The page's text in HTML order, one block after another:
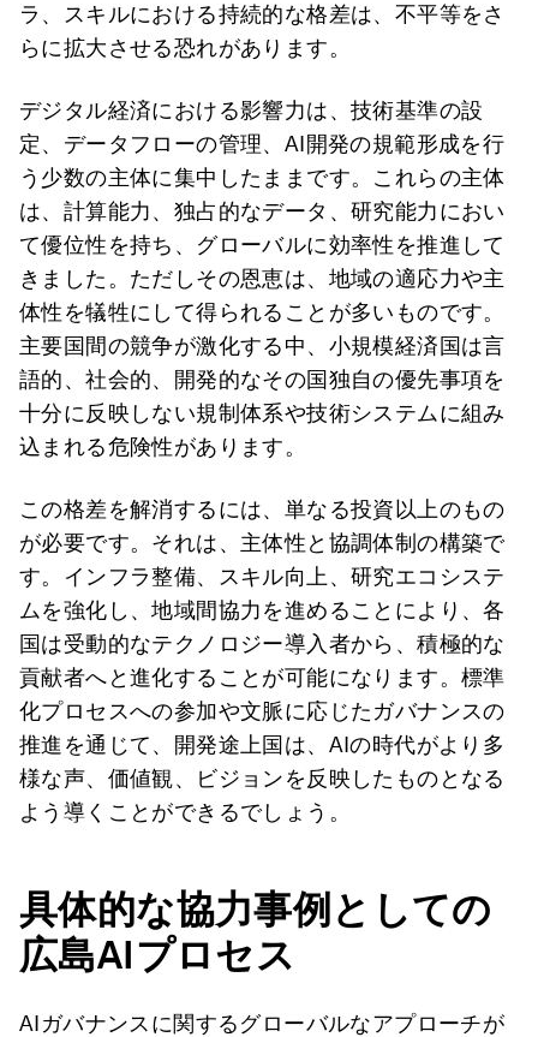
ラ、スキルにおける持続的な格差は、不平等をさ
らに拡大させる恐れがあります。
デジタル経済における影響力は、技術基準の設
定、データフローの管理、AI開発の規範形成を行
う少数の主体に集中したままです。これらの主体
は、計算能力、独占的なデータ、研究能力におい
て優位性を持ち、グローバルに効率性を推進して
きました。ただしその恩恵は、地域の適応力や主
体性を犠牲にして得られることが多いものです。
主要国間の競争が激化する中、小規模経済国は言
語的、社会的、開発的なその国独自の優先事項を
十分に反映しない規制体系や技術システムに組み
込まれる危険性があります。
この格差を解消するには、単なる投資以上のもの
が必要です。それは、主体性と協調体制の構築で
す。インフラ整備、スキル向上、研究エコシステ
ムを強化し、地域間協力を進めることにより、各
国は受動的なテクノロジー導入者から、積極的な
貢献者へと進化することが可能になります。標準
化プロセスへの参加や文脈に応じたガバナンスの
推進を通じて、開発途上国は、AIの時代がより多
様な声、価値観、ビジョンを反映したものとなる
よう導くことができるでしょう。
具体的な協力事例としての
広島AIプロセス
AIガバナンスに関するグローバルなアプローチが